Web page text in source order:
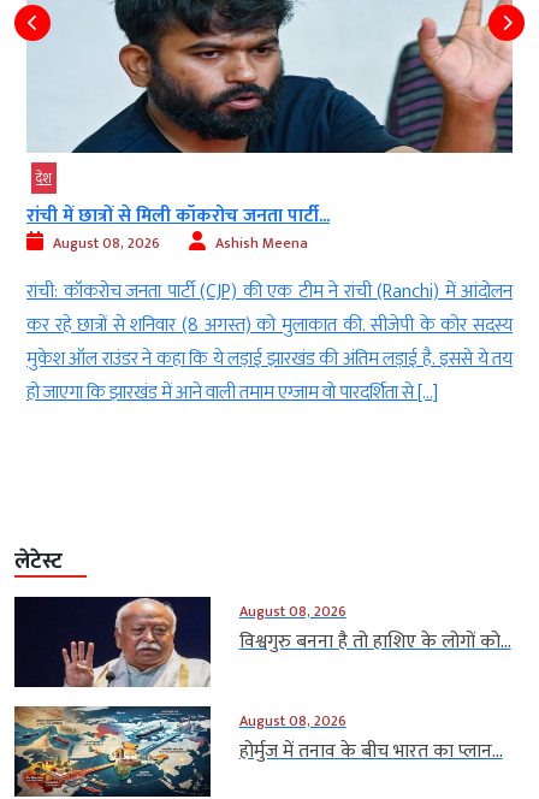
देश
रांची में छात्रों से मिली कॉकरोच जनता पार्टी...
August 08, 2026 Ashish Meena
रांची: कॉकरोच जनता पार्टी (CJP) की एक टीम ने रांची (Ranchi) में आंदोलन
कर रहे छात्रों से शनिवार (8 अगस्त) को मुलाकात की. सीजेपी के कोर सदस्य
मुकेश ऑल राउंडर ने कहा कि ये लड़ाई झारखंड की अंतिम लड़ाई है. इससे ये तय
हो जाएगा कि झारखंड में आने वाली तमाम एग्जाम वो पारदर्शिता से […]
लेटेस्ट
August 08, 2026
विश्वगुरु बनना है तो हाशिए के लोगों को...
August 08, 2026
होर्मुज में तनाव के बीच भारत का प्लान...